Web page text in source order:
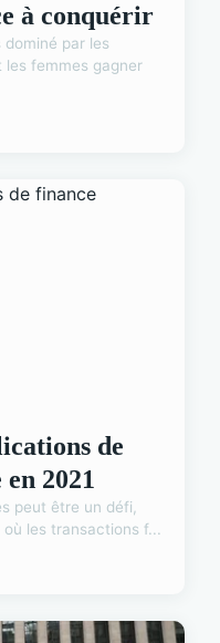
à conquérir
par les
les femmes gagner
de
2021
peut être un défi,
les transactions f...